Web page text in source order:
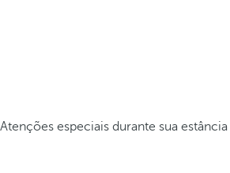
Atenções especiais durante sua estância